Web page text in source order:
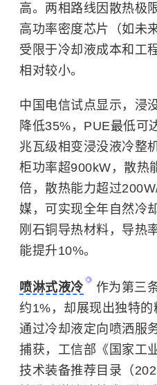
高。两相路线因散热极
高功率密度芯片（如未
受限于冷却液成本和工
相对较小。
中国电信试点显示，浸
降低35%，PUE最低可
兆瓦级相变浸没液冷整
柜功率超900kW，散热
倍，散热能力超过
媒，可实现全年自然冷
刚石铜导热材料，导热
能提升10%。
喷淋式液冷
作为第三
约1%，却展现出独特
通过冷却液定向喷洒服
捕获，工信部《国家工
技术装备推荐目录（